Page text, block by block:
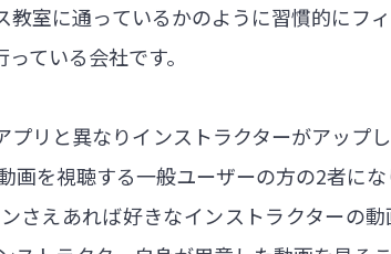
室に通っているかのように習慣的にフ
ている会社です。
プリと異なりインストラクターがアップ
を視聴する一般ユーザーの方の2者にな
さえあれば好きなインストラクターの